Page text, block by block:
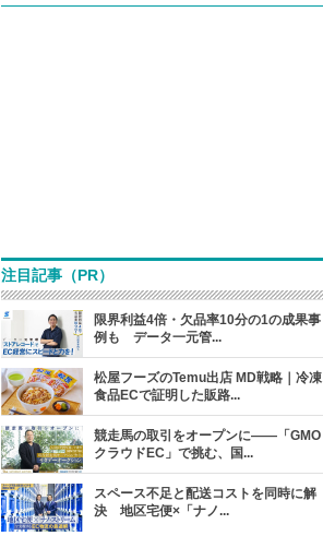
注目記事（PR）
限界利益4倍・欠品率10分の1の成果事
例も データ一元管...
松屋フーズのTemu出店 MD戦略｜冷凍
食品ECで証明した販路...
競走馬の取引をオープンに――「GMO
クラウドEC」で挑む、国...
スペース不足と配送コストを同時に解
決 地区宅便×「ナノ...